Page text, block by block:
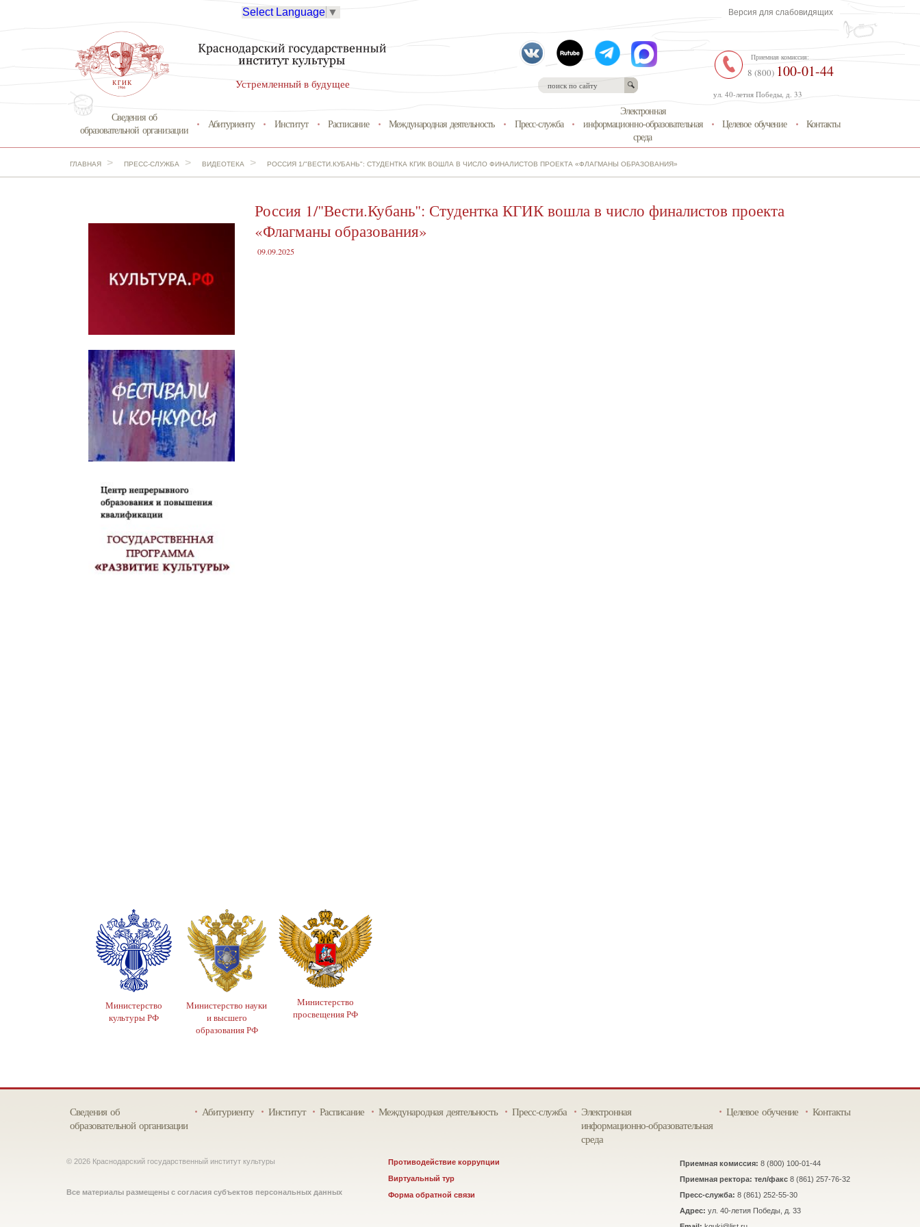
Устремленный в будущее
Select Language ▼ Версия для слабовидящих
ул. 40-летия Победы, д. 33
Приемная комиссия:
8 (800) 100-01-44
Сведения об
образовательной организации
Абитуриенту Институт Расписание Международная деятельность Пресс-служба
Электронная
информационно-образовательная
среда
Целевое обучение Контакты
ГЛАВНАЯ > ПРЕСС-СЛУЖБА > ВИДЕОТЕКА > РОССИЯ 1/"ВЕСТИ.КУБАНЬ": СТУДЕНТКА КГИК ВОШЛА В ЧИСЛО ФИНАЛИСТОВ ПРОЕКТА «ФЛАГМАНЫ ОБРАЗОВАНИЯ»
Россия 1/"Вести.Кубань": Студентка КГИК вошла в число финалистов проекта
«Флагманы образования»
09.09.2025
Министерство
культуры РФ
Министерство науки
и высшего
образования РФ
Министерство
просвещения РФ
Сведения об
образовательной организации
Абитуриенту Институт Расписание Международная деятельность Пресс-служба
Электронная
информационно-образовательная
среда
Целевое обучение Контакты
© 2026 Краснодарский государственный институт культуры
Все материалы размещены с согласия субъектов персональных данных
Противодействие коррупции
Виртуальный тур
Форма обратной связи
Приемная комиссия: 8 (800) 100-01-44
Приемная ректора: тел/факс 8 (861) 257-76-32
Пресс-служба: 8 (861) 252-55-30
Адрес: ул. 40-летия Победы, д. 33